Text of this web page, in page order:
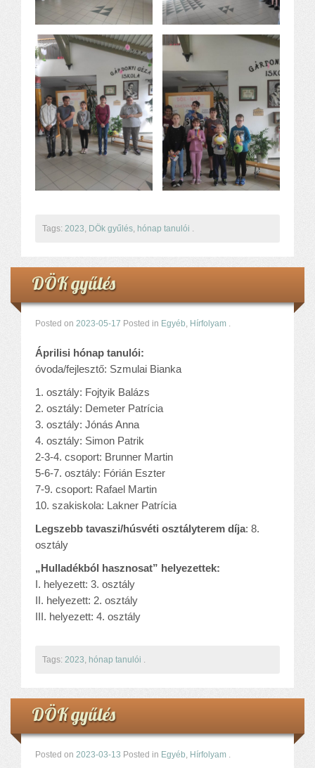
Tags: 2023, DÖk gyűlés, hónap tanulói .
DÖK gyűlés
Posted on 2023-05-17 Posted in Egyéb, Hírfolyam .
Áprilisi hónap tanulói:
óvoda/fejlesztő: Szmulai Bianka
1. osztály: Fojtyik Balázs
2. osztály: Demeter Patrícia
3. osztály: Jónás Anna
4. osztály: Simon Patrik
2-3-4. csoport: Brunner Martin
5-6-7. osztály: Fórián Eszter
7-9. csoport: Rafael Martin
10. szakiskola: Lakner Patrícia
Legszebb tavaszi/húsvéti osztályterem díja: 8.
osztály
„Hulladékból hasznosat” helyezettek:
I. helyezett: 3. osztály
II. helyezett: 2. osztály
III. helyezett: 4. osztály
Tags: 2023, hónap tanulói .
DÖK gyűlés
Posted on 2023-03-13 Posted in Egyéb, Hírfolyam .